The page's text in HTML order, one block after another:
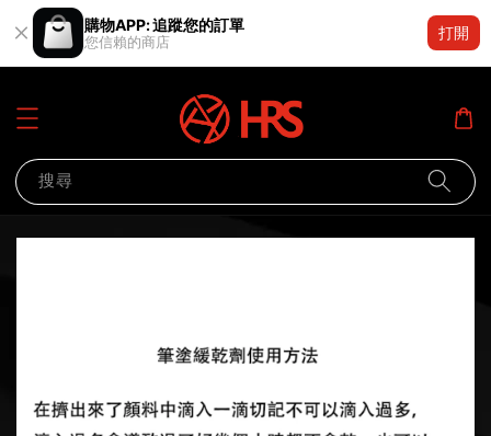
購物APP: 追蹤您的訂單
您信賴的商店
打開
搜尋